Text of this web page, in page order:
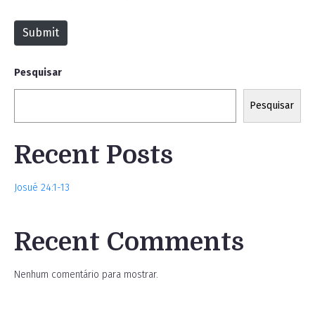
t
Submit
Pesquisar
Pesquisar
Recent Posts
Josué 24:1-13
Recent Comments
Nenhum comentário para mostrar.